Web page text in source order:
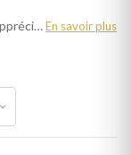
L'argent 925 (sterling) est un métal précieux apprécié pour son éclat blanc et sa polyvalence. Nos créoles en argent femme allient élégance classique et modernité, à des prix accessibles. Parcourez plus de 263 modèles pour femme et trouvez votre bijou idéal. Livraison offerte en France métropolitaine.En savoir plus